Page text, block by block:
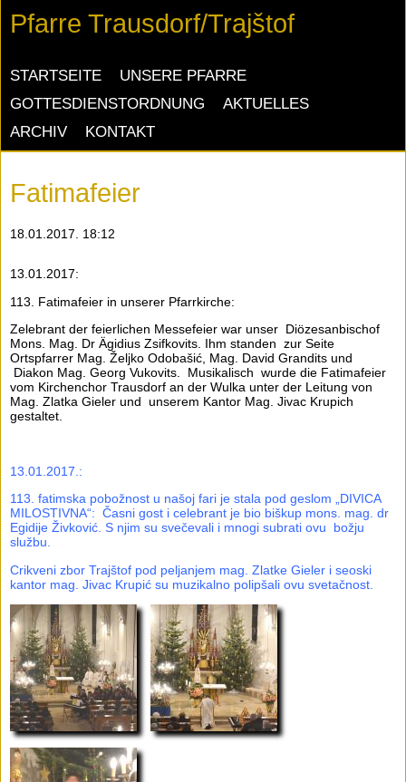
Pfarre Trausdorf/Trajštof
NAVIGATION
ÜBERSPRINGEN
STARTSEITE
UNSERE PFARRE
GOTTESDIENSTORDNUNG
AKTUELLES
ARCHIV
KONTAKT
Fatimafeier
18.01.2017. 18:12
13.01.2017:
113. Fatimafeier in unserer Pfarrkirche:
Zelebrant der feierlichen Messefeier war unser Diözesanbischof
Mons. Mag. Dr Ägidius Zsifkovits. Ihm standen zur Seite
Ortspfarrer Mag. Željko Odobašić, Mag. David Grandits und
Diakon Mag. Georg Vukovits.
Musikalisch wurde die Fatimafeier
vom Kirchenchor Trausdorf an der Wulka unter der Leitung von
Mag. Zlatka Gieler und unserem Kantor Mag. Jivac Krupich
gestaltet.
13.01.2017.:
113. fatimska pobožnost u našoj fari je stala pod geslom „DIVICA
MILOSTIVNA“: Časni gost i celebrant je bio biškup mons. mag. dr
Egidije Živković. S njim su svečevali i mnogi subrati ovu božju
službu.
Crikveni zbor Trajštof pod peljanjem mag. Zlatke Gieler i seoski
kantor mag. Jivac Krupić su muzikalno polipšali ovu svetačnost.